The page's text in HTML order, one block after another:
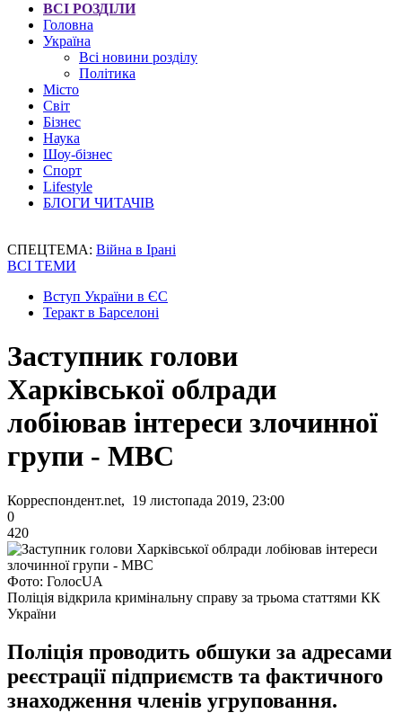
ВСІ РОЗДІЛИ
Головна
Україна
Всі новини розділу
Політика
Місто
Світ
Бізнес
Наука
Шоу-бізнес
Спорт
Lifestyle
БЛОГИ ЧИТАЧІВ
СПЕЦТЕМА: Війна в Ірані
ВСІ ТЕМИ
Вступ України в ЄС
Теракт в Барселоні
Заступник голови
Харківської облради
лобіював інтереси злочинної
групи - МВС
Корреспондент.net, 19 листопада 2019, 23:00
0
420
Фото: ГолосUA
Поліція відкрила кримінальну справу за трьома статтями КК
України
Поліція проводить обшуки за адресами
реєстрації підприємств та фактичного
знаходження членів угруповання.